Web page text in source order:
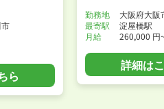
ら
勤務地
大阪府大阪
最寄駅
淀屋橋駅
月給
260,000 円
詳細は